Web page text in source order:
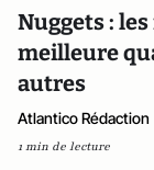
Nuggets :
meilleure
autres
Atlantico Rédaction
1 min de lecture